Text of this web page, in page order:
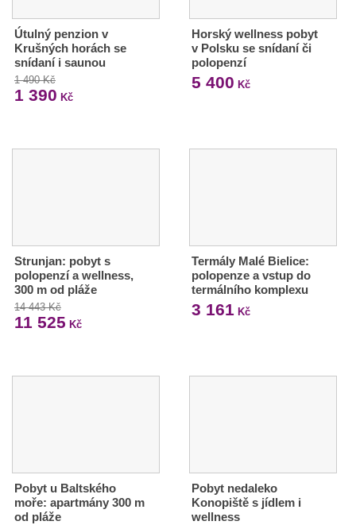
Útulný penzion v
Krušných horách se
snídaní i saunou
1 490 Kč
1 390 Kč
Horský wellness pobyt
v Polsku se snídaní či
polopenzí
5 400 Kč
Strunjan: pobyt s
polopenzí a wellness,
300 m od pláže
14 443 Kč
11 525 Kč
Termály Malé Bielice:
polopenze a vstup do
termálního komplexu
3 161 Kč
Pobyt u Baltského
moře: apartmány 300 m
od pláže
Pobyt nedaleko
Konopiště s jídlem i
wellness